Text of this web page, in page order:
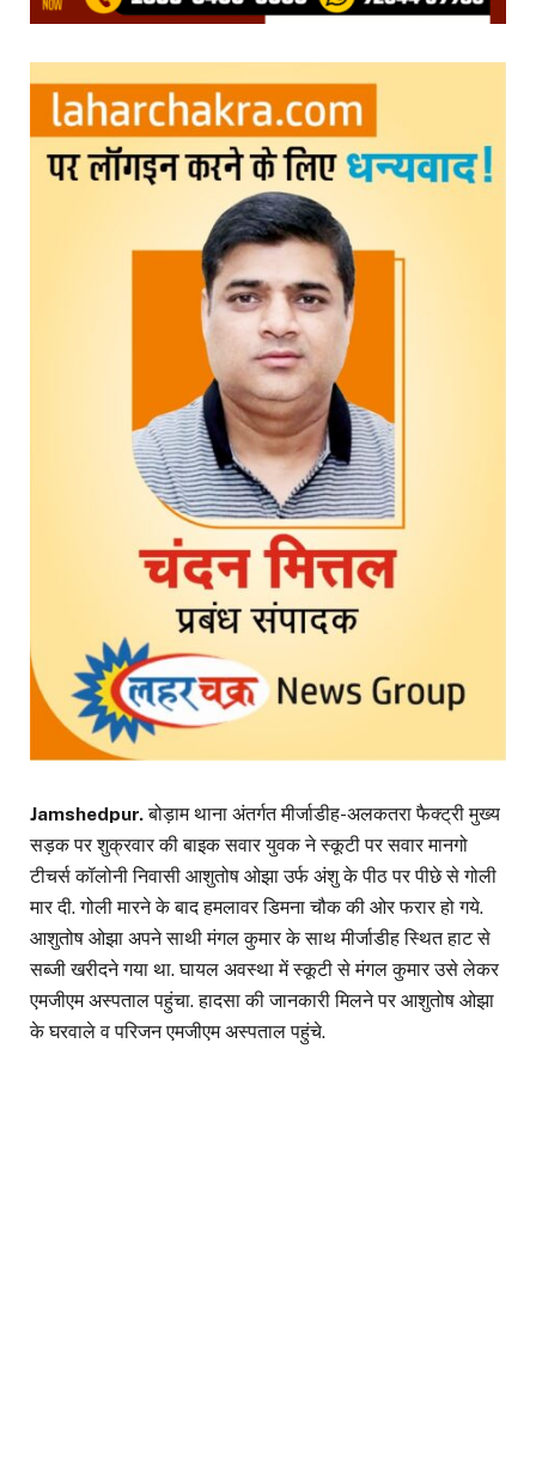
Jamshedpur.बोड़ाम थाना अंतर्गत मीर्जाडीह-अलकतरा फैक्ट्री मुख्य
सड़क पर शुक्रवार की बाइक सवार युवक ने स्कूटी पर सवार मानगो
टीचर्स कॉलोनी निवासी आशुतोष ओझा उर्फ अंशु के पीठ पर पीछे से गोली
मार दी. गोली मारने के बाद हमलावर डिमना चौक की ओर फरार हो गये.
आशुतोष ओझा अपने साथी मंगल कुमार के साथ मीर्जाडीह स्थित हाट से
सब्जी खरीदने गया था. घायल अवस्था में स्कूटी से मंगल कुमार उसे लेकर
एमजीएम अस्पताल पहुंचा. हादसा की जानकारी मिलने पर आशुतोष ओझा
के घरवाले व परिजन एमजीएम अस्पताल पहुंचे.